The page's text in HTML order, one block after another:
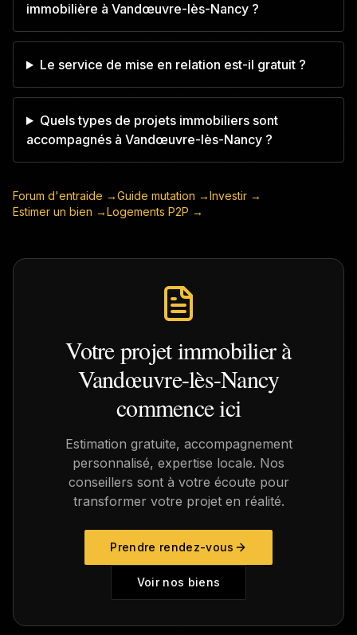
immobilière à Vandœuvre-lès-Nancy ?
Le service de mise en relation est-il gratuit ?
Quels types de projets immobiliers sont
accompagnés à Vandœuvre-lès-Nancy ?
Forum d'entraide →Guide mutation →Investir →
Estimer un bien →Logements P2P →
Votre projet immobilier à
Vandœuvre-lès-Nancy
commence ici
Estimation gratuite, accompagnement
personnalisé, expertise locale. Nos
conseillers sont à votre écoute pour
transformer votre projet en réalité.
Prendre rendez-vous
Voir nos biens